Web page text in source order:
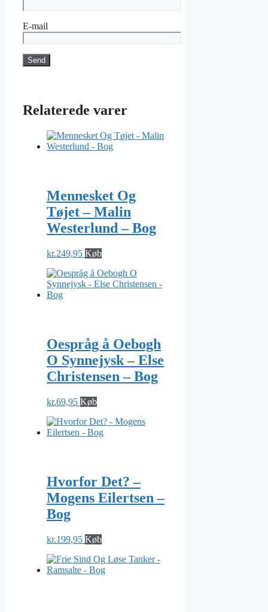
E-mail
Relaterede varer
Mennesket Og
Tøjet – Malin
Westerlund – Bog
kr.249,95 Køb
Oespråg å Oebogh
O Synnejysk – Else
Christensen – Bog
kr.69,95 Køb
Hvorfor Det? –
Mogens Eilertsen –
Bog
kr.199,95 Køb